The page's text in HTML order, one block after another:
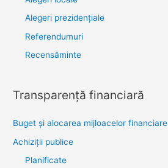
Alegeri prezidențiale
Referendumuri
Recensăminte
Transparenţă financiară
Buget și alocarea mijloacelor financiare
Achiziţii publice
Planificate